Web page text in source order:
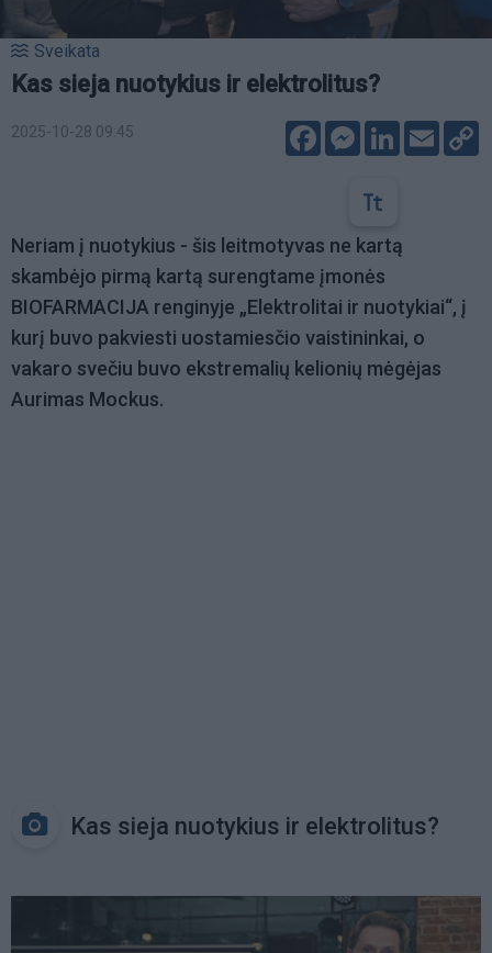
Sveikata
Kas sieja nuotykius ir elektrolitus?
2025-10-28 09:45 FacebookMessenger
LinkedIn
Email
Neriam į nuotykius - šis leitmotyvas ne kartą
skambėjo pirmą kartą surengtame įmonės
BIOFARMACIJA renginyje „Elektrolitai ir nuotykiai“, į
kurį buvo pakviesti uostamiesčio vaistininkai, o
vakaro svečiu buvo ekstremalių kelionių mėgėjas
Aurimas Mockus.
Kas sieja nuotykius ir elektrolitus?